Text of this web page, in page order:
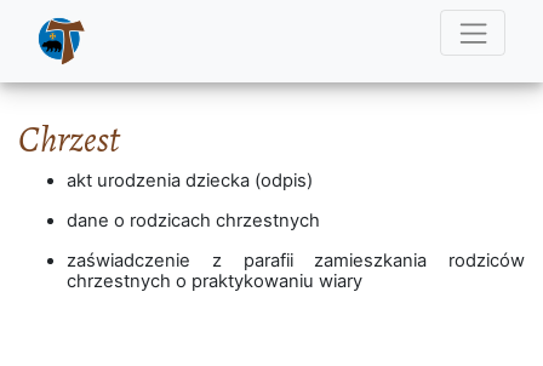
Chrzest
akt urodzenia dziecka (odpis)
dane o rodzicach chrzestnych
zaświadczenie z parafii zamieszkania rodziców
chrzestnych o praktykowaniu wiary